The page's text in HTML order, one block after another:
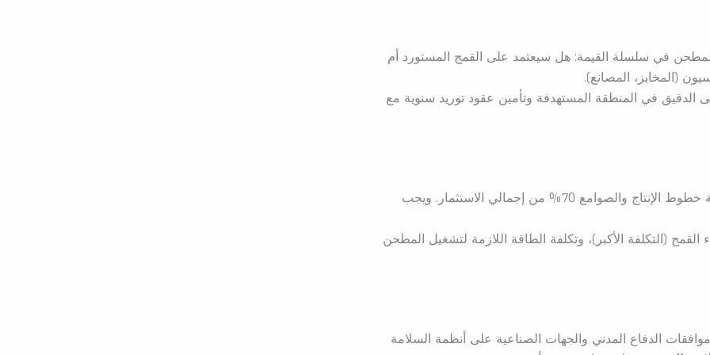
في سلسلة القيمة: هل سيعتمد على القمح المستورد أم
(المخابز، المصانع).
في المنطقة المستهدفة وتأمين عقود توريد سنوية مع
تمثل تكلفة خطوط الإنتاج والصوامع 70% من إجمالي الاستثمار. ويجب
(التكلفة الأكبر)، وتكلفة الطاقة اللازمة لتشغيل المطحن
الدفاع المدني والجهات الصناعية على أنظمة السلامة